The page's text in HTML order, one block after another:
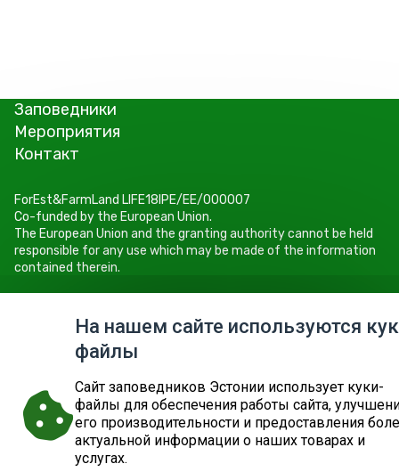
Заповедники
Мероприятия
Контакт
ДЕПАРТАМЕНТ ОКРУЖАЮЩЕЙ СРЕДЫ ЗАПРОС
ForEst&FarmLand LIFE18IPE/EE/000007
Co-funded by the European Union.
The European Union and the granting authority cannot be held
responsible for any use which may be made of the information
contained therein.
Roheline 64, 80010 Pärnu
Tel +372 662 5999
E-post: info@keskkonnaamet.ee
На нашем сайте используются
файлы
Cайт заповедников Эстонии использует куки-
файлы для обеспечения работы сайта,
его производительности и предоставления
актуальной информации о наших товарах и
услугах.